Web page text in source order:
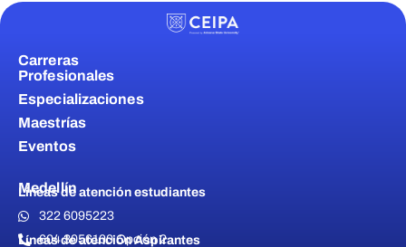
Carreras
Profesionales
Especializaciones
Maestrías
Eventos
Medellín
Líneas de atención estudiantes
322 6095223
604 3056100 Opción 2
Líneas de atención Aspirantes